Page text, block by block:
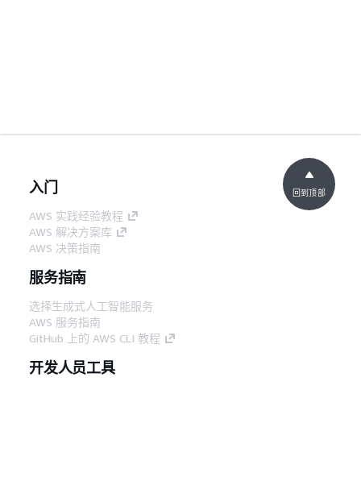
入门
AWS 实践经验教程
AWS 解决方案库
AWS 决策指南
服务指南
选择生成式人工智能服务
AWS 服务指南
GitHub 上的 AWS CLI 教程
开发人员工具
回到顶部